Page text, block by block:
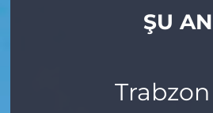
ŞU AN
Trabzon